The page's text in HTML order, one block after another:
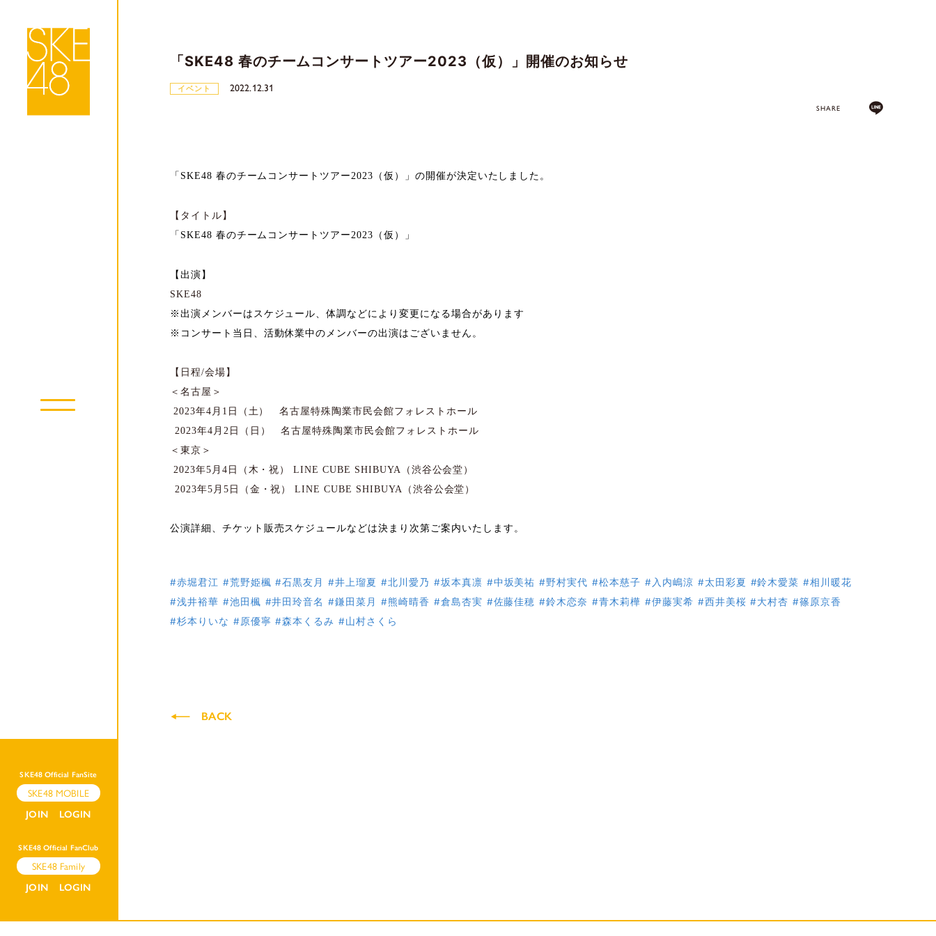
SKE48 Official FanSite
SKE48 MOBILE
JOIN LOGIN
SKE48 Official FanClub
SKE48 Family
JOIN LOGIN
「SKE48 春のチームコンサートツアー2023（仮）」開催のお知らせ
イベント 2022.12.31
SHARE
「SKE48 春のチームコンサートツアー2023（仮）」の開催が決定いたしました。
【タイトル】
「SKE48 春のチームコンサートツアー2023（仮）」
【出演】
SKE48
※出演メンバーはスケジュール、体調などにより変更になる場合があります
※コンサート当日、活動休業中のメンバーの出演はございません。
【日程/会場】
＜名古屋＞
2023年4 月 1 日（土） 名古屋特殊陶業市民会館フォレストホール
2023年4 月 2 日（日） 名古屋特殊陶業市民会館フォレストホール
＜東京＞
2023年5 月 4 日（木・祝）LINE CUBE SHIBUYA （渋谷公会堂）
2023年5 月 5 日（金・祝）LINE CUBE SHIBUYA （渋谷公会堂）
公演詳細、チケット販売スケジュールなどは決まり次第ご案内いたします。
#赤堀君江 #荒野姫楓 #石黒友月 #井上瑠夏 #北川愛乃 #坂本真凛 #中坂美祐 #野村実代 #松本慈子 #入内嶋涼 #太田彩夏 #鈴木愛菜 #相川暖花
#浅井裕華 #池田楓 #井田玲音名 #鎌田菜月 #熊崎晴香 #倉島杏実 #佐藤佳穂 #鈴木恋奈 #青木莉樺 #伊藤実希 #西井美桜 #大村杏 #篠原京香
#杉本りいな #原優寧 #森本くるみ #山村さくら
BACK